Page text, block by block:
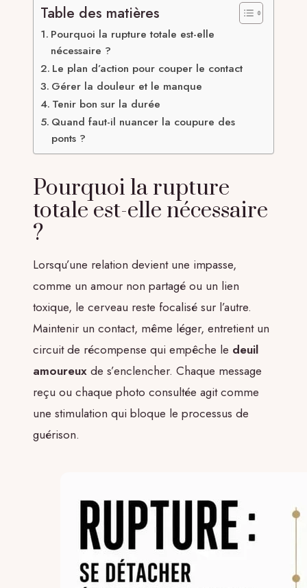
Table des matières
Pourquoi la rupture totale est-elle
nécessaire ?
Le plan d’action pour couper le contact
Gérer la douleur et le manque
Tenir bon sur la durée
Quand faut-il nuancer la coupure des
ponts ?
Pourquoi la rupture
totale est-elle nécessaire
?
Lorsqu’une relation devient une impasse,
comme un amour non partagé ou un lien
toxique, le cerveau reste focalisé sur l’autre.
Maintenir un contact, même léger, entretient un
circuit de récompense qui empêche le deuil
amoureux de s’enclencher. Chaque message
reçu ou chaque photo consultée agit comme
une stimulation qui bloque le processus de
guérison.